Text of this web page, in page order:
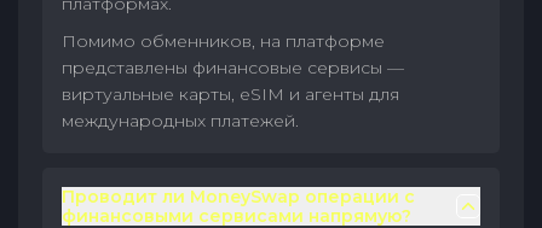
Помимо обменников, на платформе
представлены финансовые сервисы —
виртуальные карты, eSIM и агенты для
международных платежей.
Проводит ли MoneySwap операции с
финансовыми сервисами напрямую?